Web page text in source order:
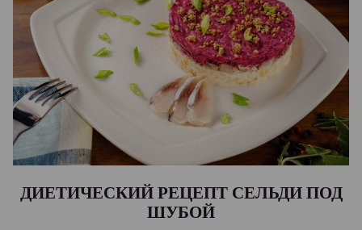
ДИЕТИЧЕСКИЙ РЕЦЕПТ СЕЛЬДИ ПОД
ШУБОЙ